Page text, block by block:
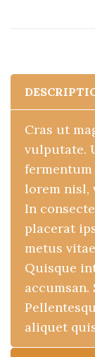
Cras ut
vulputate.
lorem nisl,
In
placerat
metus
Quisque
aliquet